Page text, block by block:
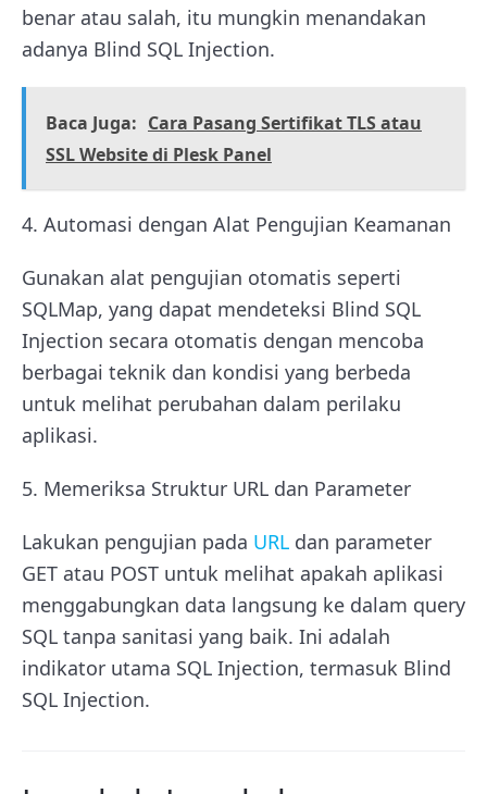
benar atau salah, itu mungkin menandakan
adanya Blind SQL Injection.
Baca Juga: Cara Pasang Sertifikat TLS atau
SSL Website di Plesk Panel
4. Automasi dengan Alat Pengujian Keamanan
Gunakan alat pengujian otomatis seperti
SQLMap, yang dapat mendeteksi Blind SQL
Injection secara otomatis dengan mencoba
berbagai teknik dan kondisi yang berbeda
untuk melihat perubahan dalam perilaku
aplikasi.
5. Memeriksa Struktur URL dan Parameter
Lakukan pengujian pada URL dan parameter
GET atau POST untuk melihat apakah aplikasi
menggabungkan data langsung ke dalam query
SQL tanpa sanitasi yang baik. Ini adalah
indikator utama SQL Injection, termasuk Blind
SQL Injection.